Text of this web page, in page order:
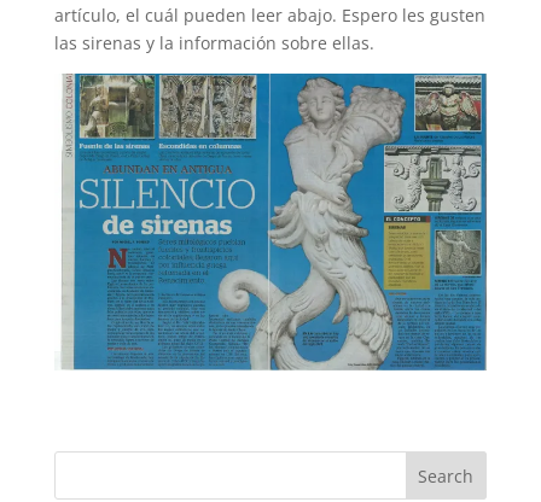
artículo, el cuál pueden leer abajo. Espero les gusten
las sirenas y la información sobre ellas.